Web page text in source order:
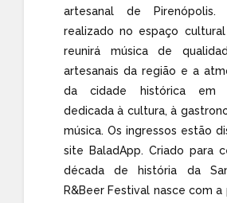
artesanal de
realizado no espaço cultural
reunirá música de
artesanais da região e a
da cidade histórica em
dedicada à cultura, à
música. Os ingressos estão
site BaladApp. Criado para
década de história da
R&Beer Festival nasce com